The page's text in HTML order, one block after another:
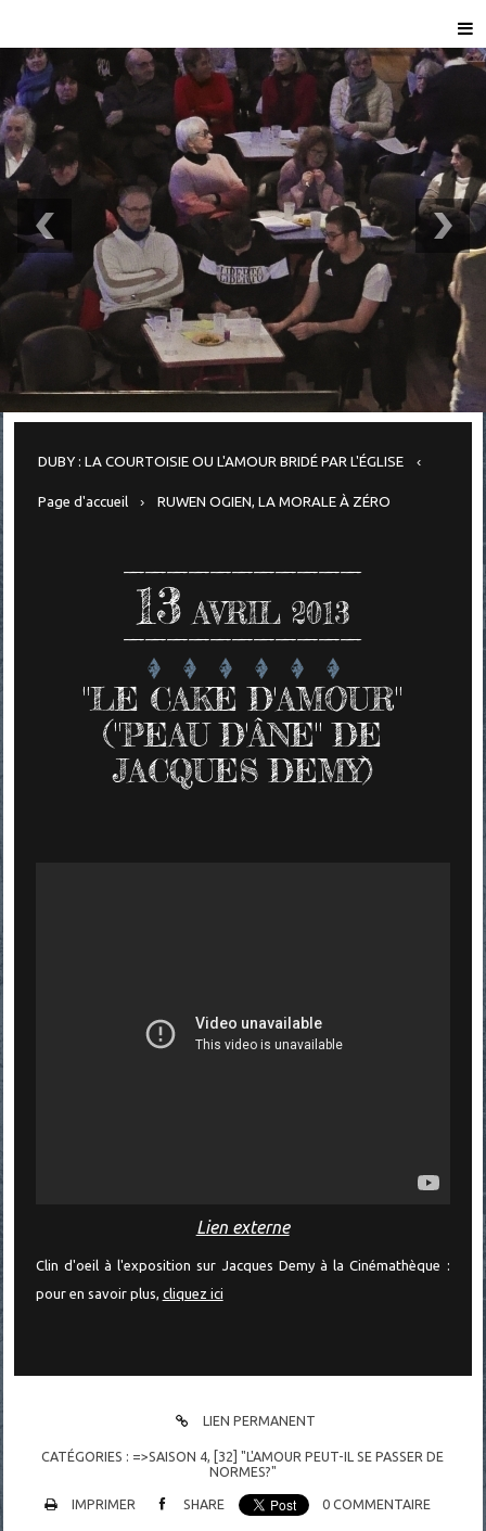
DUBY : LA COURTOISIE OU L'AMOUR BRIDÉ PAR L'ÉGLISE
Page d'accueil RUWEN OGIEN, LA MORALE À ZÉRO
13 AVRIL 2013
"LE CAKE D'AMOUR"
("PEAU D'ÂNE" DE
JACQUES DEMY)
Lien externe
Clin d'oeil à l'exposition sur Jacques Demy à la Cinémathèque :
pour en savoir plus, cliquez ici
LIEN PERMANENT
CATÉGORIES : =>SAISON 4, [32] "L'AMOUR PEUT-IL SE PASSER DE
NORMES?"
IMPRIMER SHARE 0 COMMENTAIRE